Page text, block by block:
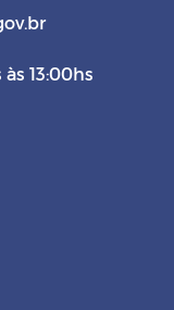
13:00hs